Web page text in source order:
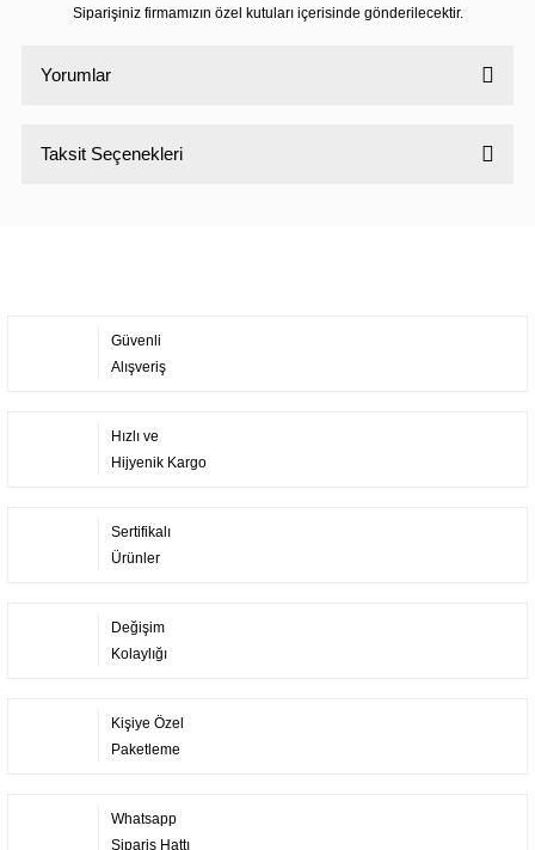
Siparişiniz firmamızın özel kutuları içerisinde gönderilecektir.
Yorumlar
Taksit Seçenekleri
Güvenli
Alışveriş
Hızlı ve
Hijyenik Kargo
Sertifikalı
Ürünler
Değişim
Kolaylığı
Kişiye Özel
Paketleme
Whatsapp
Sipariş Hattı